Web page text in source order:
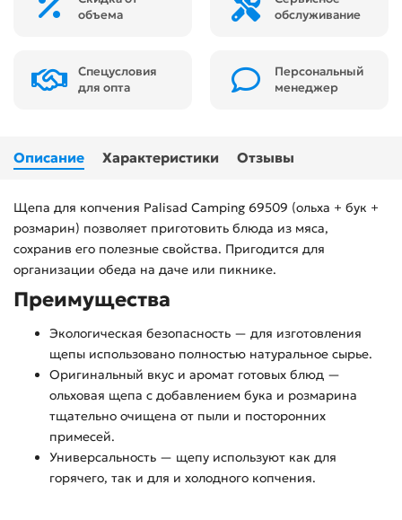
объема
обслуживание
Спецусловия
для опта
Персональный
менеджер
Описание Характеристики Отзывы
Щепа для копчения Palisad Camping 69509 (ольха + бук +
розмарин) позволяет приготовить блюда из мяса,
сохранив его полезные свойства. Пригодится для
организации обеда на даче или пикнике.
Преимущества
Экологическая безопасность — для изготовления
щепы использовано полностью натуральное сырье.
Оригинальный вкус и аромат готовых блюд —
ольховая щепа с добавлением бука и розмарина
тщательно очищена от пыли и посторонних
примесей.
Универсальность — щепу используют как для
горячего, так и для и холодного копчения.